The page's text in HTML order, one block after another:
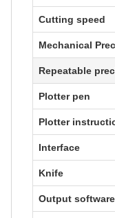
Cutting speed
Mechanical
Repeatable
Plotter pen
Plotter
Interface
Knife
Output software